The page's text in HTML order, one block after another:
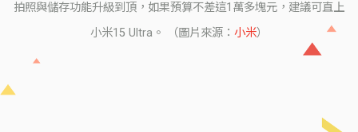
拍照與儲存功能升級到頂，如果預算不差這1萬多塊元，建議可直上
小米15 Ultra。 （圖片來源： 小米）